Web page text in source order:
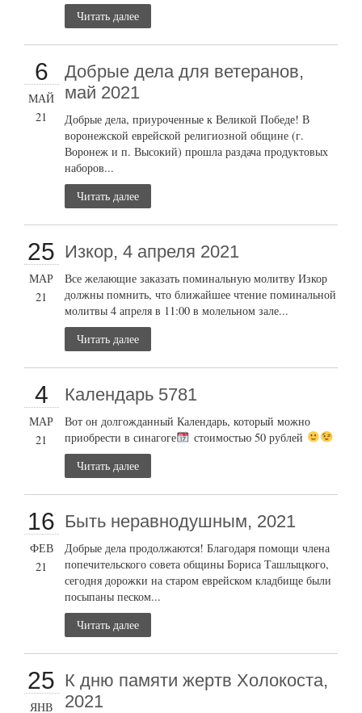
Читать далее
6
МАЙ
21
Добрые дела для ветеранов,
май 2021
Добрые дела, приуроченные к Великой Победе! В
воронежской еврейской религиозной общине (г.
Воронеж и п. Высокий) прошла раздача продуктовых
наборов...
Читать далее
25
МАР
21
Изкор, 4 апреля 2021
Все желающие заказать поминальную молитву Изкор
должны помнить, что ближайшее чтение поминальной
молитвы 4 апреля в 11:00 в молельном зале...
Читать далее
4
МАР
21
Календарь 5781
Вот он долгожданный Календарь, который можно
приобрести в синагоге
стоимостью 50 рублей
Читать далее
16
ФЕВ
21
Быть неравнодушным, 2021
Добрые дела продолжаются! Благодаря помощи члена
попечительского совета общины Бориса Ташлыцкого,
сегодня дорожки на старом еврейском кладбище были
посыпаны песком...
Читать далее
25
ЯНВ
К дню памяти жертв Холокоста,
2021